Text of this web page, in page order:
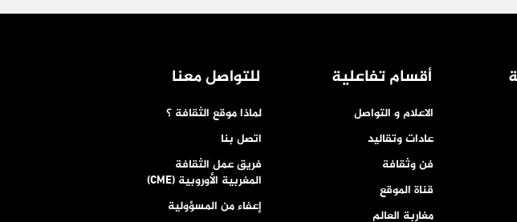
أقسام تفاعلية
الاعلام و التواصل
عادات وتقاليد
فن وثقافة
قناة الموقع
مغاربة العالم
للتواصل معنا
لماذا موقع الثقافة ؟
اتصل بنا
فريق عمل الثقافة
المغربية الأوروبية (CME)
إعفاء من المسؤولية